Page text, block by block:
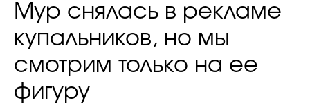
Мур снялась в рекламе
купальников, но мы
смотрим только на ее
фигуру